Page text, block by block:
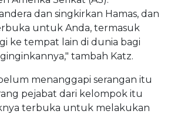
dan singkirkan Hamas, dan
untuk Anda, termasuk
ke tempat lain di dunia bagi
tambah Katz.
menanggapi serangan itu
pejabat dari kelompok itu
terbuka untuk melakukan